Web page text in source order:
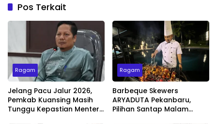
Pos Terkait
Ragam
Jelang Pacu Jalur 2026,
Pemkab Kuansing Masih
Tunggu Kepastian Menteri
Ragam
Barbeque Skewers
ARYADUTA Pekanbaru,
Pilihan Santap Malam